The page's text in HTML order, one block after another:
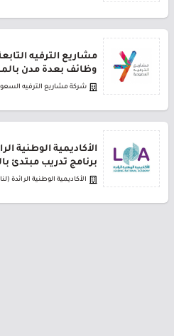
مشاريع الترفيه
وظائف بعدة مدن
شركة مشاريع الترفيه
الأكاديمية الوطنية
برنامج تدريب مبتدئ
الأكاديمية الوطنية الرائدة